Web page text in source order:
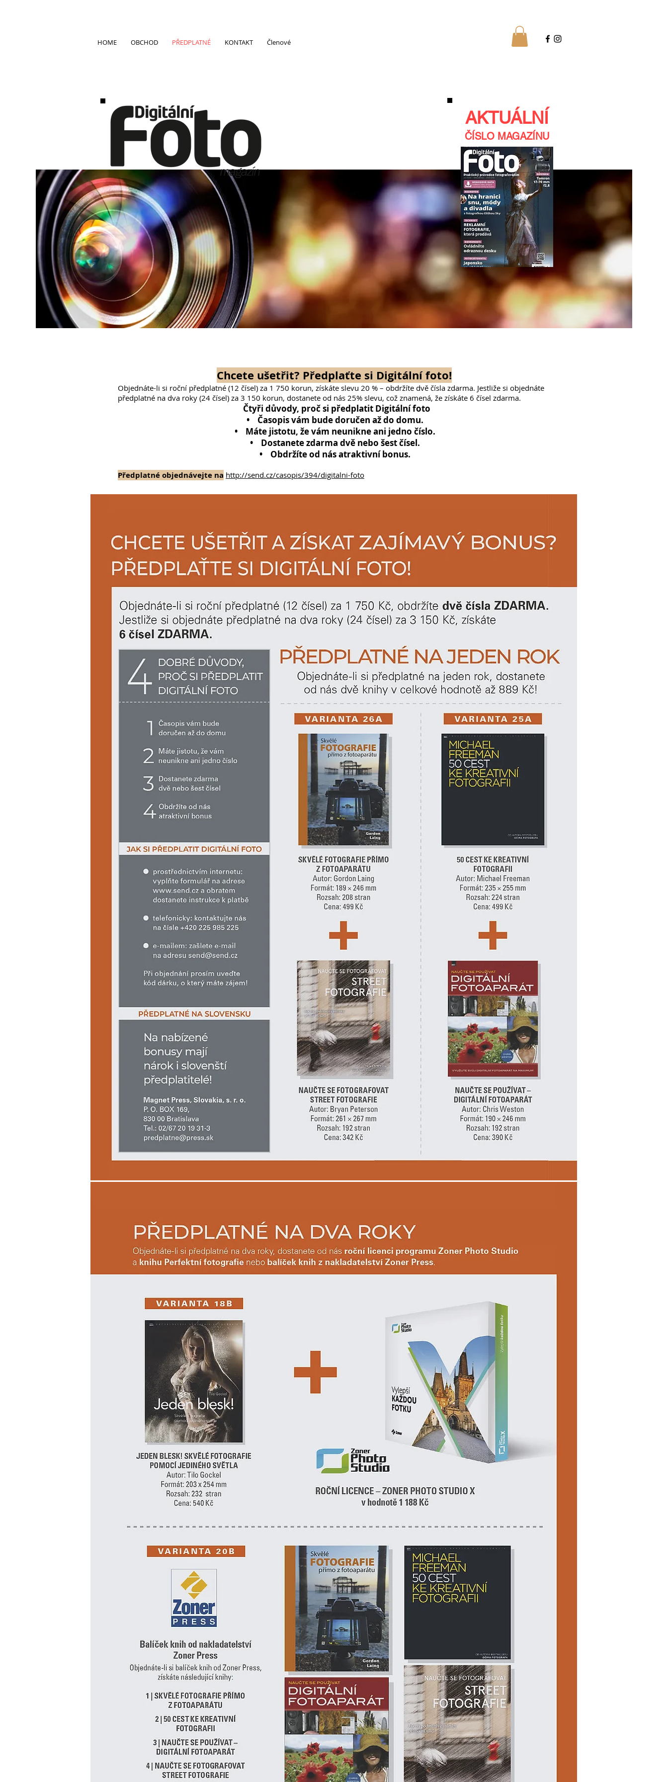
HOME OBCHOD PŘEDPLATNÉ KONTAKT Členové
AKTUÁLNÍ
ČÍSLO MAGAZÍNU
Chcete ušetřit? Předplaťte si Digitální foto!
Objednáte-li si roční předplatné (12 čísel) za 1 750 korun, získáte slevu 20 % – obdržíte dvě čísla zdarma. Jestliže si objednáte
předplatné na dva roky (24 čísel) za 3 150 korun, dostanete od nás 25% slevu, což znamená, že získáte 6 čísel zdarma.
Čtyři důvody, proč si předplatit Digitální foto
• Časopis vám bude doručen až do domu.
• Máte jistotu, že vám neunikne ani jedno číslo.
• Dostanete zdarma dvě nebo šest čísel.
• Obdržíte od nás atraktivní bonus.
Předplatné objednávejte na http://send.cz/casopis/394/digitalni-foto